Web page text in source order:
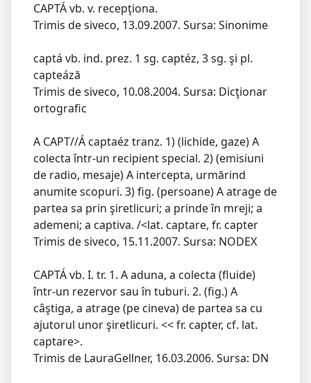
CAPTÁ vb. v. recepţiona.
Trimis de siveco, 13.09.2007. Sursa: Sinonime
captá vb. ind. prez. 1 sg. captéz, 3 sg. şi pl.
capteáză
Trimis de siveco, 10.08.2004. Sursa: Dicţionar
ortografic
A CAPT//Á captaéz tranz. 1) (lichide, gaze) A
colecta într-un recipient special. 2) (emisiuni
de radio, mesaje) A intercepta, urmărind
anumite scopuri. 3) fig. (persoane) A atrage de
partea sa prin şiretlicuri; a prinde în mreji; a
ademeni; a captiva. /<lat. captare, fr. capter
Trimis de siveco, 15.11.2007. Sursa: NODEX
CAPTÁ vb. I. tr. 1. A aduna, a colecta (fluide)
într-un rezervor sau în tuburi. 2. (fig.) A
câştiga, a atrage (pe cineva) de partea sa cu
ajutorul unor şiretlicuri. << fr. capter, cf. lat.
captare>.
Trimis de LauraGellner, 16.03.2006. Sursa: DN